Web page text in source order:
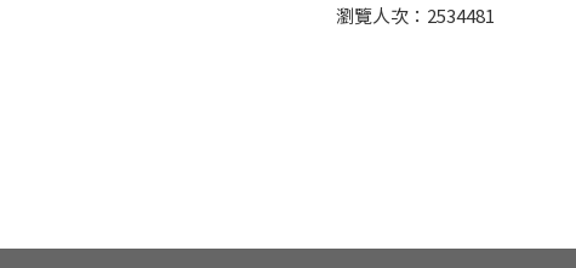
瀏覽人次： 2534481